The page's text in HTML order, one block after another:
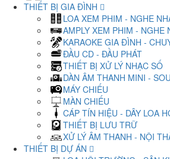
THIẾT BỊ GIA ĐÌNH
LOA XEM PHIM - NGHE
AMPLY XEM PHIM - NGHE
KARAOKE GIA ĐÌNH -
ĐẦU CD - ĐẦU PHÁT
THIẾT BỊ XỬ LÝ NHẠC SỐ
DÀN ÂM THANH MINI -
MÁY CHIẾU
MÀN CHIẾU
CÁP TÍN HIỆU - DÂY LOA
THIẾT BỊ LƯU TRỮ
XỬ LÝ ÂM THANH - NỘI
THIẾT BỊ DỰ ÁN